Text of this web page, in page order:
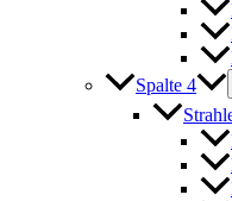
Spalte 4